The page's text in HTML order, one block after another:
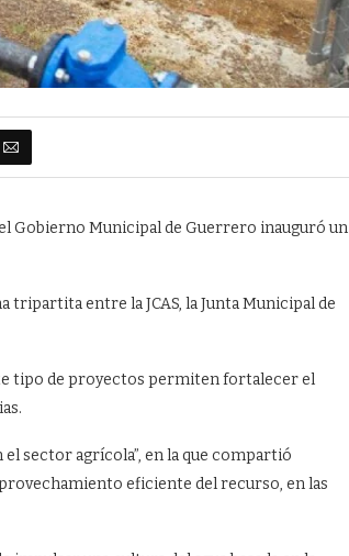
Gobierno Municipal de Guerrero inauguró un
entre la JCAS, la Junta Municipal de
tipo de proyectos permiten fortalecer el
sector agrícola”, en la que compartió
eficiente del recurso, en las